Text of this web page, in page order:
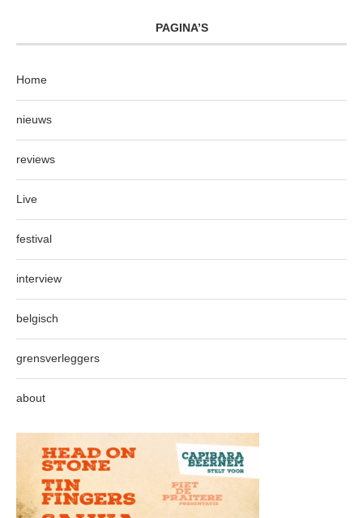
PAGINA’S
Home
nieuws
reviews
Live
festival
interview
belgisch
grensverleggers
about